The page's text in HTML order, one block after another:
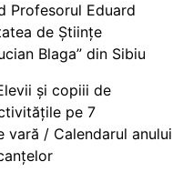
Profesorul Eduard
de Științe
Blaga” din Sibiu
și copiii de
pe 7
vară / Calendarul anului